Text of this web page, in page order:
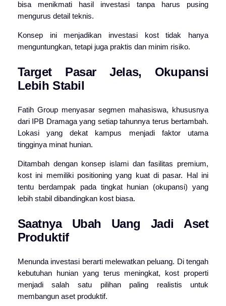
bisa menikmati hasil investasi tanpa harus pusing
mengurus detail teknis.
Konsep ini menjadikan investasi kost tidak hanya
menguntungkan, tetapi juga praktis dan minim risiko.
Target Pasar Jelas, Okupansi
Lebih Stabil
Fatih Group menyasar segmen mahasiswa, khususnya
dari IPB Dramaga yang setiap tahunnya terus bertambah.
Lokasi yang dekat kampus menjadi faktor utama
tingginya minat hunian.
Ditambah dengan konsep islami dan fasilitas premium,
kost ini memiliki positioning yang kuat di pasar. Hal ini
tentu berdampak pada tingkat hunian (okupansi) yang
lebih stabil dibandingkan kost biasa.
Saatnya Ubah Uang Jadi Aset
Produktif
Menunda investasi berarti melewatkan peluang. Di tengah
kebutuhan hunian yang terus meningkat, kost properti
menjadi salah satu pilihan paling realistis untuk
membangun aset produktif.